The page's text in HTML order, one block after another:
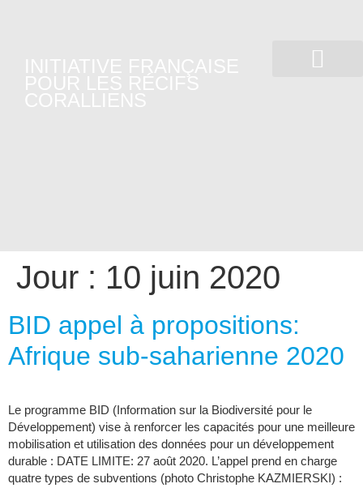
Jour : 10 juin 2020
BID appel à propositions:
Afrique sub-saharienne 2020
Le programme BID (Information sur la Biodiversité pour le
Développement) vise à renforcer les capacités pour une meilleure
mobilisation et utilisation des données pour un développement
durable : DATE LIMITE: 27 août 2020. L’appel prend en charge
quatre types de subventions (photo Christophe KAZMIERSKI) :